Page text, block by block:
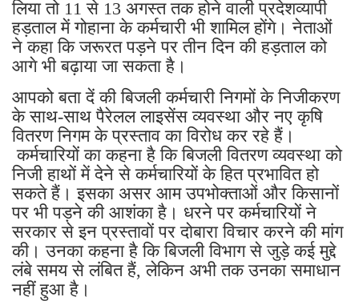
लिया तो 11 से 13 अगस्त तक होने वाली प्रदेशव्यापी
हड़ताल में गोहाना के कर्मचारी भी शामिल होंगे। नेताओं
ने कहा कि जरूरत पड़ने पर तीन दिन की हड़ताल को
आगे भी बढ़ाया जा सकता है।
आपको बता दें की बिजली कर्मचारी निगमों के निजीकरण
के साथ-साथ पैरेलल लाइसेंस व्यवस्था और नए कृषि
वितरण निगम के प्रस्ताव का विरोध कर रहे हैं।
कर्मचारियों का कहना है कि बिजली वितरण व्यवस्था को
निजी हाथों में देने से कर्मचारियों के हित प्रभावित हो
सकते हैं। इसका असर आम उपभोक्ताओं और किसानों
पर भी पड़ने की आशंका है। धरने पर कर्मचारियों ने
सरकार से इन प्रस्तावों पर दोबारा विचार करने की मांग
की। उनका कहना है कि बिजली विभाग से जुड़े कई मुद्दे
लंबे समय से लंबित हैं, लेकिन अभी तक उनका समाधान
नहीं हुआ है।